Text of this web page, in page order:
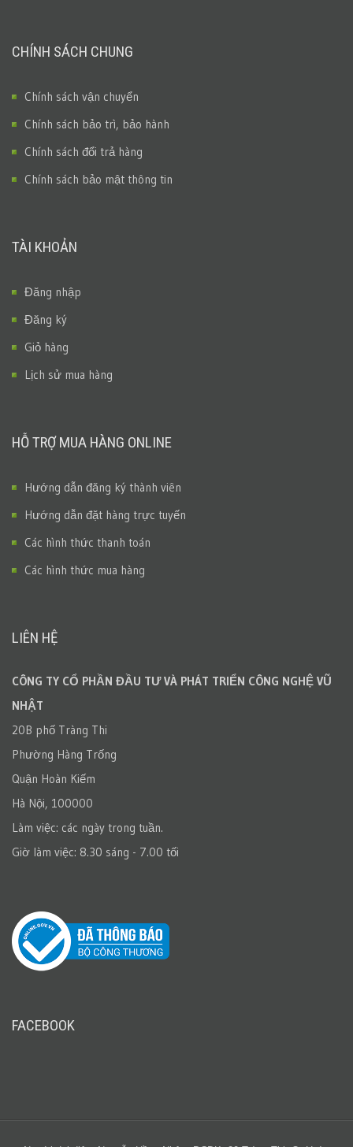
CHÍNH SÁCH CHUNG
Chính sách vận chuyển
Chính sách bảo trì, bảo hành
Chính sách đổi trả hàng
Chính sách bảo mật thông tin
TÀI KHOẢN
Đăng nhập
Đăng ký
Giỏ hàng
Lịch sử mua hàng
HỖ TRỢ MUA HÀNG ONLINE
Hướng dẫn đăng ký thành viên
Hướng dẫn đặt hàng trực tuyến
Các hình thức thanh toán
Các hình thức mua hàng
LIÊN HỆ
CÔNG TY CỔ PHẦN ĐẦU TƯ VÀ PHÁT TRIỂN CÔNG NGHỆ VŨ
NHẬT
20B phố Tràng Thi
Phường Hàng Trống
Quận Hoàn Kiếm
Hà Nội, 100000
Làm việc: các ngày trong tuần.
Giờ làm việc: 8.30 sáng - 7.00 tối
FACEBOOK